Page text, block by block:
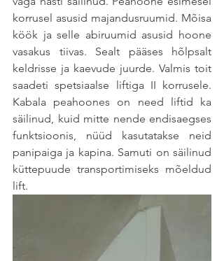
korrusel asusid majandusruumid. Mõisa
köök ja selle abiruumid asusid hoone
vasakus tiivas. Sealt pääses hõlpsalt
keldrisse ja kaevude juurde. Valmis toit
saadeti spetsiaalse liftiga II korrusele.
Kabala peahoones on need liftid ka
säilinud, kuid mitte nende endisaegses
funktsioonis, nüüd kasutatakse neid
panipaiga ja kapina. Samuti on säilinud
küttepuude transportimiseks mõeldud
lift.